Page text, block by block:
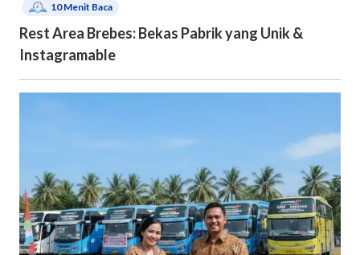
10Menit Baca
Rest Area Brebes: Bekas Pabrik yang Unik &
Instagramable